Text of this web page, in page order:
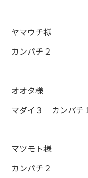
ヤマウチ様
カンパチ２
オオタ様
マダイ３ カンパチ
マツモト様
カンパチ２